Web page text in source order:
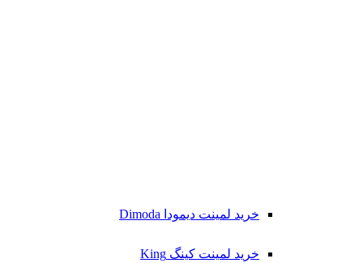
خرید لمینت دیمودا Dimoda
خرید لمینت کینگ King